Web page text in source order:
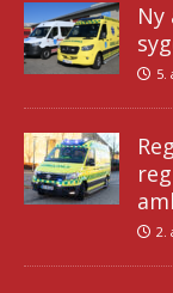
Ny
5.
2.